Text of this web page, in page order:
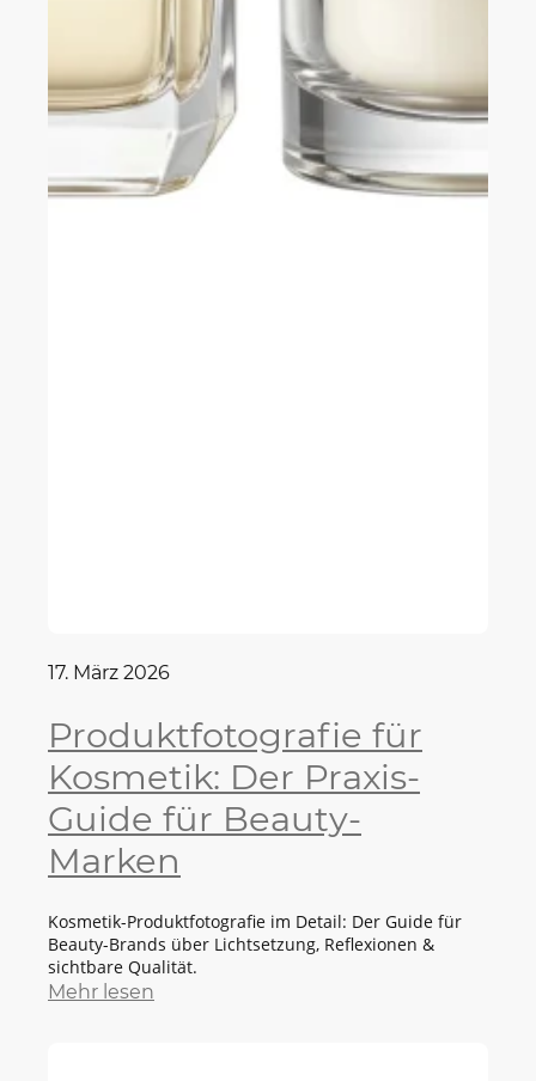
17. März 2026
Produktfotografie für
Kosmetik: Der Praxis-
Guide für Beauty-
Marken
Kosmetik-Produktfotografie im Detail: Der Guide für
Beauty-Brands über Lichtsetzung, Reflexionen &
sichtbare Qualität.
Mehr lesen